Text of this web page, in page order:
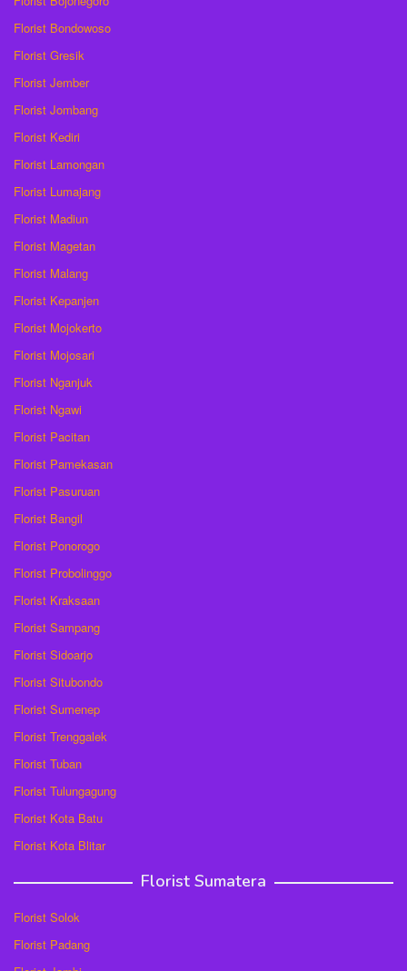
Florist Bondowoso
Florist Gresik
Florist Jember
Florist Jombang
Florist Kediri
Florist Lamongan
Florist Lumajang
Florist Madiun
Florist Magetan
Florist Malang
Florist Kepanjen
Florist Mojokerto
Florist Mojosari
Florist Nganjuk
Florist Ngawi
Florist Pacitan
Florist Pamekasan
Florist Pasuruan
Florist Bangil
Florist Ponorogo
Florist Probolinggo
Florist Kraksaan
Florist Sampang
Florist Sidoarjo
Florist Situbondo
Florist Sumenep
Florist Trenggalek
Florist Tuban
Florist Tulungagung
Florist Kota Batu
Florist Kota Blitar
Florist Sumatera
Florist Solok
Florist Padang